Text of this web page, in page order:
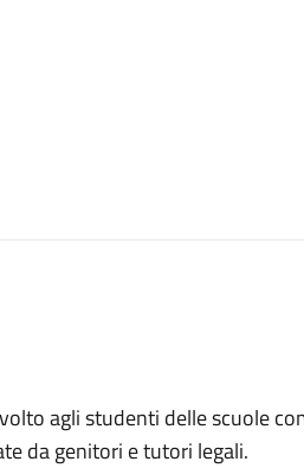
agli studenti delle scuole
da genitori e tutori legali.